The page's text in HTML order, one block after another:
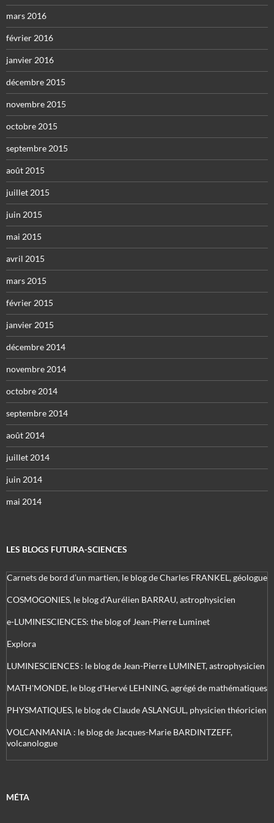
mars 2016
février 2016
janvier 2016
décembre 2015
novembre 2015
octobre 2015
septembre 2015
août 2015
juillet 2015
juin 2015
mai 2015
avril 2015
mars 2015
février 2015
janvier 2015
décembre 2014
novembre 2014
octobre 2014
septembre 2014
août 2014
juillet 2014
juin 2014
mai 2014
LES BLOGS FUTURA-SCIENCES
Carnets de bord d’un martien, le blog de Charles FRANKEL, géologue
COSMOGONIES, le blog d'Aurélien BARRAU, astrophysicien
e-LUMINESCIENCES: the blog of Jean-Pierre Luminet
Explora
LUMINESCIENCES : le blog de Jean-Pierre LUMINET, astrophysicien
MATH'MONDE, le blog d'Hervé LEHNING, agrégé de mathématiques
PHYSMATIQUES, le blog de Claude ASLANGUL, physicien théoricien
VOLCANMANIA : le blog de Jacques-Marie BARDINTZEFF,
volcanologue
MÉTA